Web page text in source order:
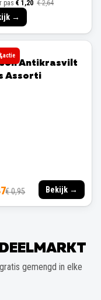
pas € 1,20 € 2,64
→
actie
Antikrasvilt
Assorti
€ 0,95 Bekijk →
gemengd in elke